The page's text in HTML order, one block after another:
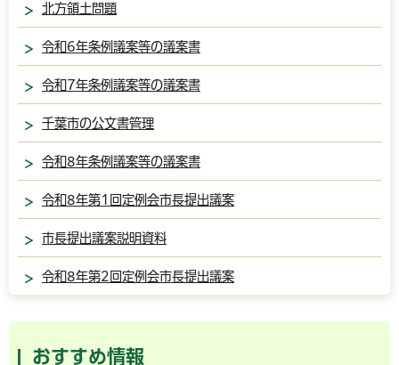
北方領土問題
令和6年条例議案等の議案書
令和7年条例議案等の議案書
千葉市の公文書管理
令和8年条例議案等の議案書
令和8年第1回定例会市長提出議案
市長提出議案説明資料
令和8年第2回定例会市長提出議案
おすすめ情報